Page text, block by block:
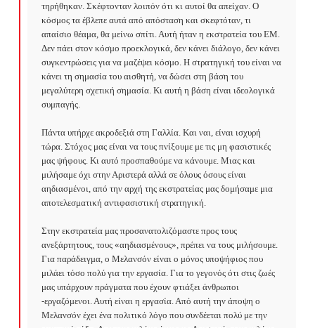
τηρήθηκαν. Σκέφτονταν λοιπόν ότι κι αυτοί θα απείχαν. Ο
κόσμος τα έβλεπε αυτά από απόσταση και σκεφτόταν, τι
απαίσιο θέαμα, θα μείνω σπίτι. Αυτή ήταν η εκστρατεία του ΕΜ.
Δεν πάει στον κόσμο προεκλογικά, δεν κάνει διάλογο, δεν κάνει
συγκεντρώσεις για να μαζέψει κόσμο. Η στρατηγική του είναι να
κάνει τη σημασία του αισθητή, να δώσει στη βάση του
μεγαλύτερη σχετική σημασία. Κι αυτή η βάση είναι ιδεολογικά
συμπαγής.
Πάντα υπήρχε ακροδεξιά στη Γαλλία. Και ναι, είναι ισχυρή
τώρα. Στόχος μας είναι να τους πνίξουμε με τις μη φασιστικές
μας ψήφους. Κι αυτό προσπαθούμε να κάνουμε. Μιας και
μιλήσαμε όχι στην Αριστερά αλλά σε όλους όσους είναι
αηδιασμένοι, από την αρχή της εκστρατείας μας δομήσαμε μια
αποτελεσματική αντιφασιστική στρατηγική.
Στην εκστρατεία μας προσανατολιζόμαστε προς τους
ανεξάρτητους, τους «αηδιασμένους», πρέπει να τους μιλήσουμε.
Για παράδειγμα, ο Μελανσόν είναι ο μόνος υποψήφιος που
μιλάει τόσο πολύ για την εργασία. Για το γεγονός ότι στις ζωές
μας υπάρχουν πράγματα που έχουν φτιάξει άνθρωποι
-εργαζόμενοι. Αυτή είναι η εργασία. Από αυτή την άποψη ο
Μελανσόν έχει ένα πολιτικό λόγο που συνδέεται πολύ με την